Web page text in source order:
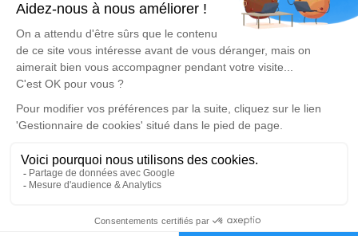
Avis des familles
5/5 - 169 avis
Nos Services
Organiser des obsèques
Monuments funéraires
Services aux familles
Liens utiles
Avis de décès
Demande de rendez-vous en
Nos réseaux sociaux
Politique de traitement des données personnelles
Politique d’utilisation des cookies
Zone d'intervention